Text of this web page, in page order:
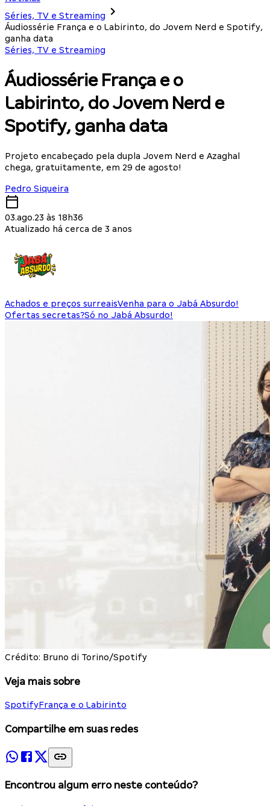
Séries, TV e Streaming
Áudiossérie França e o Labirinto, do Jovem Nerd e Spotify,
ganha data
Séries, TV e Streaming
Áudiossérie França e o
Labirinto, do Jovem Nerd e
Spotify, ganha data
Projeto encabeçado pela dupla Jovem Nerd e Azaghal
chega, gratuitamente, em 29 de agosto!
Pedro Siqueira
03.ago.23 às 18h36
Atualizado há cerca de 3 anos
Achados e preços surreaisVenha para o Jabá Absurdo!
Ofertas secretas?Só no Jabá Absurdo!
Crédito: Bruno di Torino/Spotify
Veja mais sobre
SpotifyFrança e o Labirinto
Compartilhe em suas redes
Encontrou algum erro neste conteúdo?